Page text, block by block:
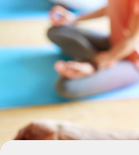
Starta studiecirkel
Cirkelledare
Nyheter